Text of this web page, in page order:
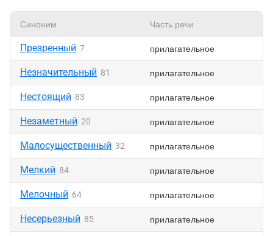
Синоним Часть речи
Презренный 7 прилагательное
Незначительный 81 прилагательное
Нестоящий 83 прилагательное
Незаметный 20 прилагательное
Малосущественный 32 прилагательное
Мелкий 84 прилагательное
Мелочный 64 прилагательное
Несерьезный 85 прилагательное